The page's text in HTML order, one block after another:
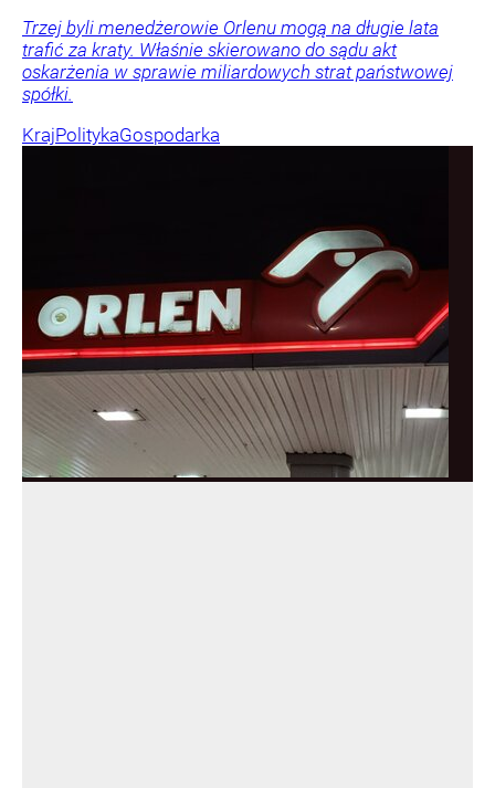
Trzej byli menedżerowie Orlenu mogą na długie lata
trafić za kraty. Właśnie skierowano do sądu akt
oskarżenia w sprawie miliardowych strat państwowej
spółki.
KrajPolitykaGospodarka